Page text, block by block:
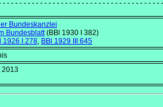
Bundeskanzlei
Bundesblatt(BBl 1930 I 382)
1926 I 278, BBl 1929 III 645
2013